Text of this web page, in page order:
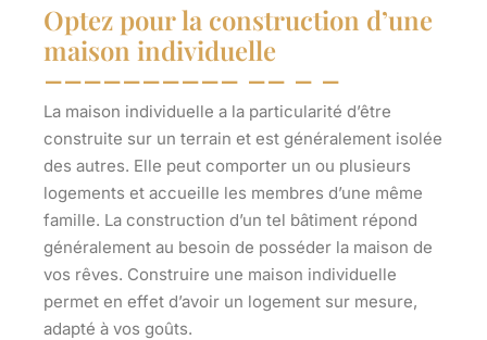
Optez pour la construction d’une
maison individuelle
La maison individuelle a la particularité d’être
construite sur un terrain et est généralement isolée
des autres. Elle peut comporter un ou plusieurs
logements et accueille les membres d’une même
famille. La construction d’un tel bâtiment répond
généralement au besoin de posséder la maison de
vos rêves. Construire une maison individuelle
permet en effet d’avoir un logement sur mesure,
adapté à vos goûts.